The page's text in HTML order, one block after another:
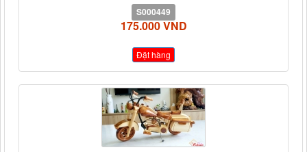
S000449
175.000 VND
Đặt hàng